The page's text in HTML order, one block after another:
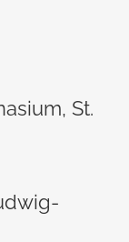
St.